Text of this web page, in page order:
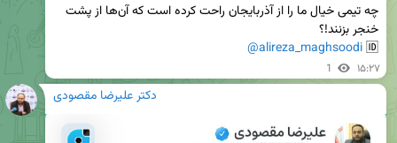
🆔
@alireza_maghsoodi
1 ۱۵:۲۷
دکتر علیرضا مقصودی